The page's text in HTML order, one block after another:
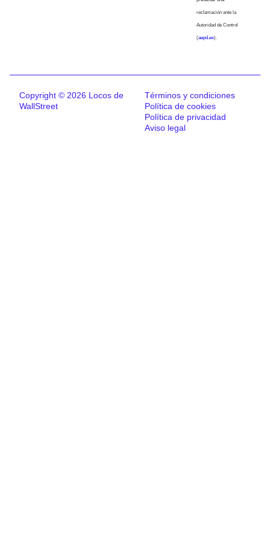
reclamación ante la
Autoridad de Control
(aepd.es).
Copyright © 2026 Locos de
WallStreet
Términos y condiciones
Política de cookies
Política de privacidad
Aviso legal